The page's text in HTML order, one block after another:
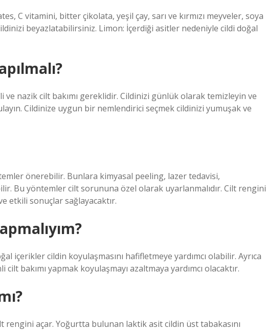
C vitamini, bitter çikolata, yeşil çay, sarı ve kırmızı meyveler, soya
beyazlatabilirsiniz. Limon: İçerdiği asitler nedeniyle cildi doğal
nazik cilt bakımı gereklidir. Cildinizi günlük olarak temizleyin ve
Cildinize uygun bir nemlendirici seçmek cildinizi yumuşak ve
önerebilir. Bunlara kimyasal peeling, lazer tedavisi,
Bu yöntemler cilt sorununa özel olarak uyarlanmalıdır. Cilt rengini
etkili sonuçlar sağlayacaktır.
içerikler cildin koyulaşmasını hafifletmeye yardımcı olabilir. Ayrıca
bakımı yapmak koyulaşmayı azaltmaya yardımcı olacaktır.
rengini açar. Yoğurtta bulunan laktik asit cildin üst tabakasını